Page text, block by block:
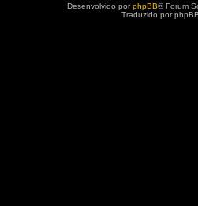
Desenvolvido porphpBB® Forum
Traduzido por